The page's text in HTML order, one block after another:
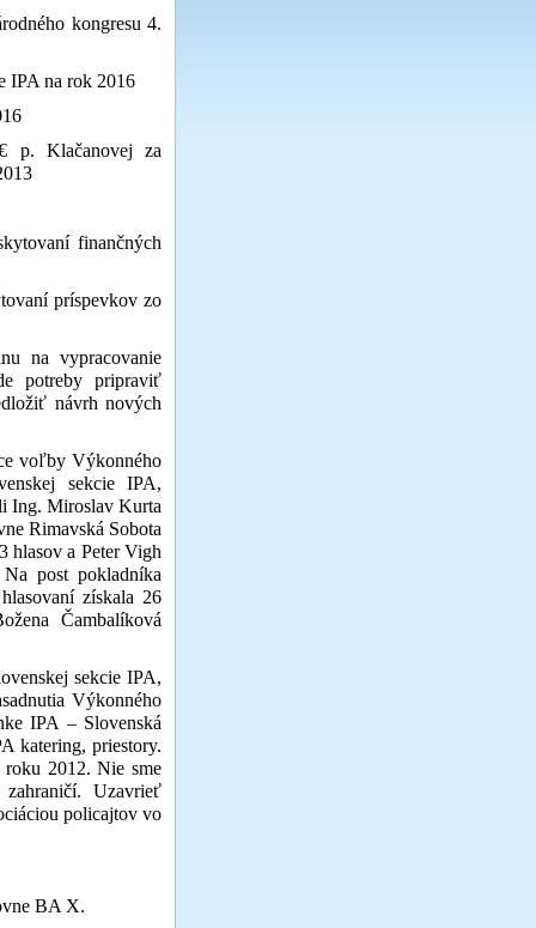
kongresu 4.
IPA na rok 2016
p. Klačanovej za
finančných
príspevkov zo
na vypracovanie
potreby pripraviť
návrh nových
voľby Výkonného
sekcie IPA,
Ing. Miroslav Kurta
Rimavská Sobota
hlasov a Peter Vigh
post pokladníka
získala 26
Čambalíková
sekcie IPA,
Výkonného
IPA – Slovenská
katering, priestory.
roku 2012. Nie sme
Uzavrieť
policajtov vo
X.